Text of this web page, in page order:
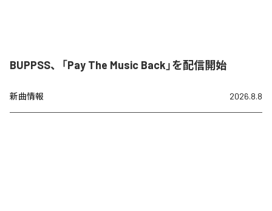
BUPPSS、「Pay The Music Back」を配信開始
新曲情報 2026.8.8